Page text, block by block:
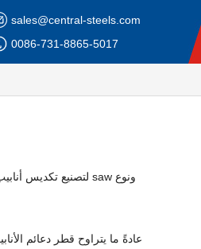
sales@central-steels.com
0086-731-8865-5017